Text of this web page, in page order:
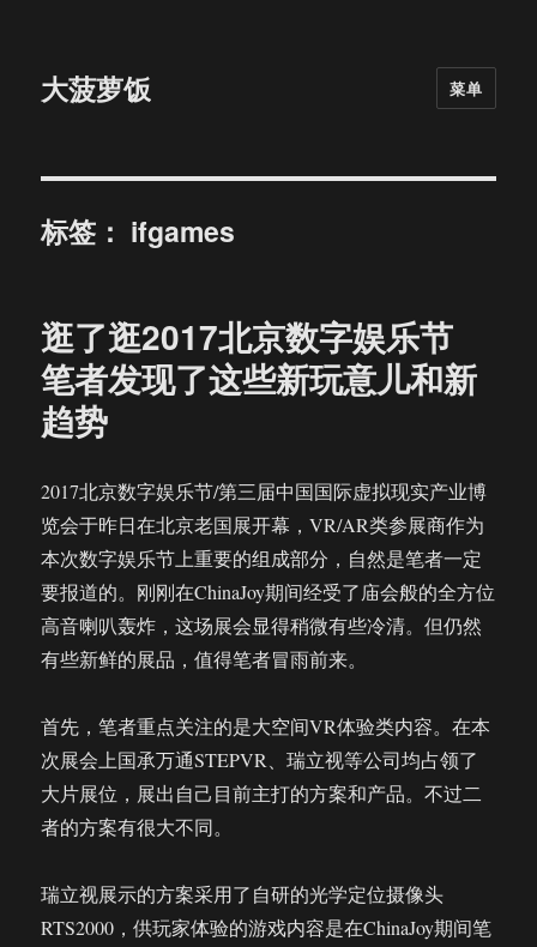
大菠萝饭 菜单
标签： ifgames
逛了逛2017北京数字娱乐节
笔者发现了这些新玩意儿和新
趋势
2017北京数字娱乐节/第三届中国国际虚拟现实产业博
览会于昨日在北京老国展开幕，VR/AR类参展商作为
本次数字娱乐节上重要的组成部分，自然是笔者一定
要报道的。刚刚在ChinaJoy期间经受了庙会般的全方位
高音喇叭轰炸，这场展会显得稍微有些冷清。但仍然
有些新鲜的展品，值得笔者冒雨前来。
首先，笔者重点关注的是大空间VR体验类内容。在本
次展会上国承万通STEPVR、瑞立视等公司均占领了
大片展位，展出自己目前主打的方案和产品。不过二
者的方案有很大不同。
瑞立视展示的方案采用了自研的光学定位摄像头
RTS2000，供玩家体验的游戏内容是在ChinaJoy期间笔